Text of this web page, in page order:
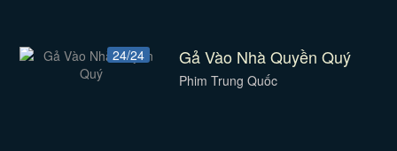
24/24 Gả Vào Nhà Quyền Quý
Phim Trung Quốc